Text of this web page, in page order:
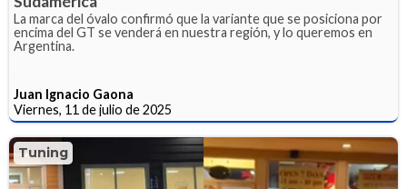
La marca del óvalo confirmó que la variante que se posiciona por
encima del GT se venderá en nuestra región, y lo queremos en
Argentina.
Juan Ignacio Gaona
Viernes, 11 de julio de 2025
Tuning